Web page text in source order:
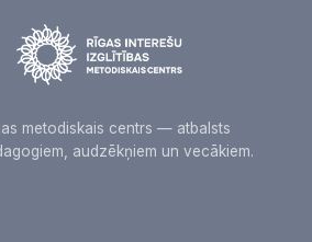
metodiskais centrs — atbalsts
audzēkņiem un vecākiem.